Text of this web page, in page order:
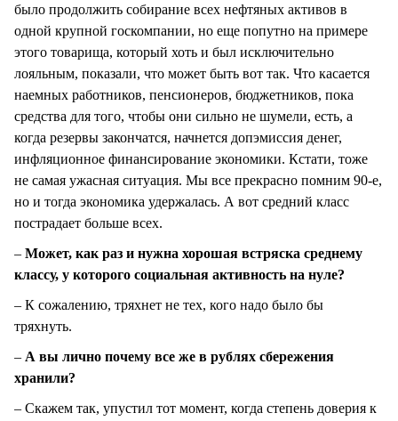
было продолжить собирание всех нефтяных активов в
одной крупной госкомпании, но еще попутно на примере
этого товарища, который хоть и был исключительно
лояльным, показали, что может быть вот так. Что касается
наемных работников, пенсионеров, бюджетников, пока
средства для того, чтобы они сильно не шумели, есть, а
когда резервы закончатся, начнется допэмиссия денег,
инфляционное финансирование экономики. Кстати, тоже
не самая ужасная ситуация. Мы все прекрасно помним 90-е,
но и тогда экономика удержалась. А вот средний класс
пострадает больше всех.
– Может, как раз и нужна хорошая встряска среднему
классу, у которого социальная активность на нуле?
– К сожалению, тряхнет не тех, кого надо было бы
тряхнуть.
– А вы лично почему все же в рублях сбережения
хранили?
– Скажем так, упустил тот момент, когда степень доверия к